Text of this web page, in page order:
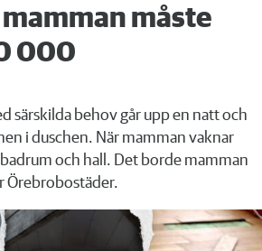
mamman måste
000
särskilda behov går upp en natt och
i duschen. När mamman vaknar
och hall. Det borde mamman
Örebrobostäder.